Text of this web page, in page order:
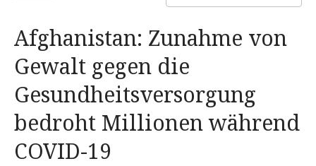
Afghanistan: Zunahme von
Gewalt gegen die
Gesundheitsversorgung
bedroht Millionen während
COVID-19